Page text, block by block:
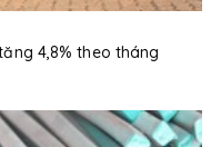
4,8% theo tháng